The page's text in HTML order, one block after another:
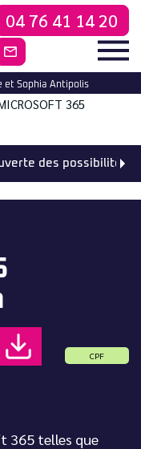
04 76 41 14 20
CONTACTEZ-
et Sophia Antipolis
365
des possibilités
CPF
365 telles que